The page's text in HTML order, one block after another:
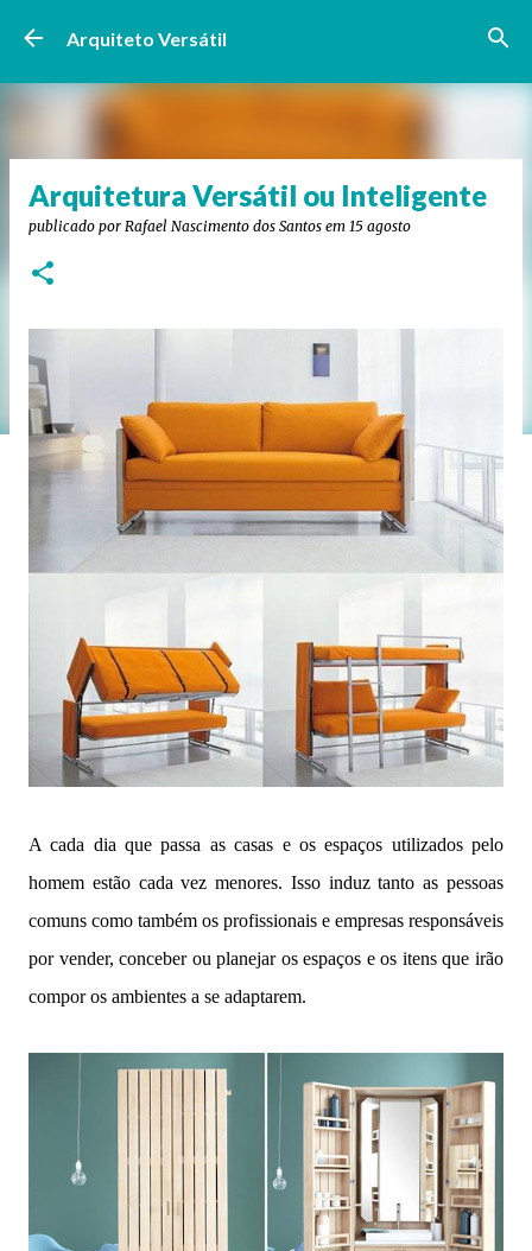
Pular para o conteúdo principal
Arquiteto Versátil
Arquitetura Versátil ou Inteligente
publicado por Rafael Nascimento dos Santos em 15 agosto
A cada dia que passa as casas e os espaços utilizados pelo
homem estão cada vez menores. Isso induz tanto as pessoas
comuns como também os profissionais e empresas responsáveis
por vender, conceber ou planejar os espaços e os itens que irão
compor os ambientes a se adaptarem.